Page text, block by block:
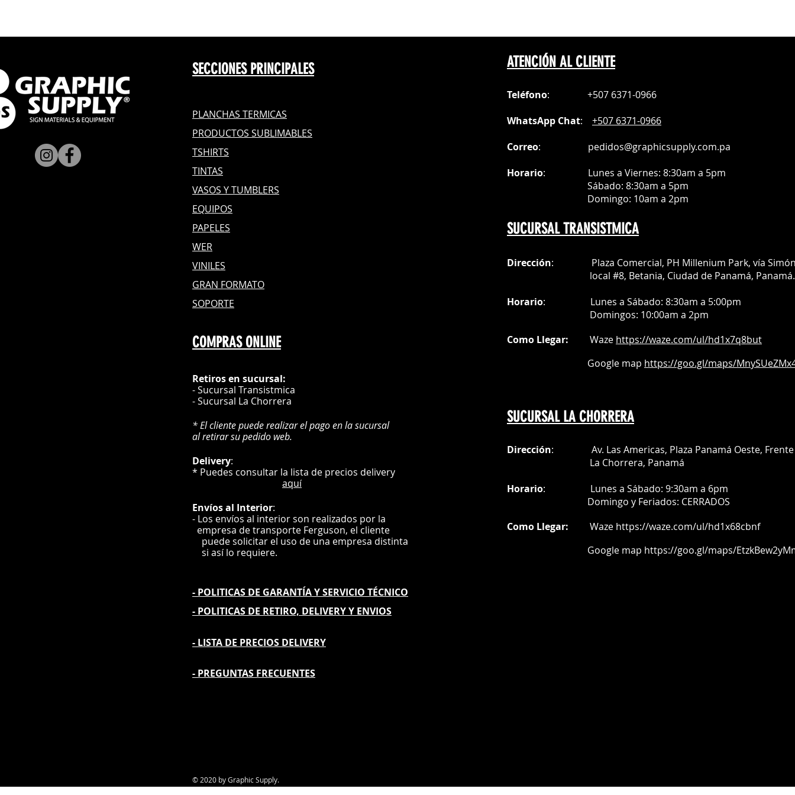
SECCIONES PRINCIPALES
PLANCHAS TERMICAS
PRODUCTOS SUBLIMABLES
TSHIRTS
TINTAS
VASOS Y TUMBLERS
EQUIPOS
PAPELES
WER
VINILES
GRAN FORMATO
SOPORTE
COMPRAS ONLINE
Retiros en sucursal:
- Sucursal Transistmica
- Sucursal La Chorrera
* El cliente puede realizar el pago en la sucursal
al retirar su pedido web.
Delivery:
* Puedes consultar la lista de precios delivery
aquí
Envíosal Interior:
- Los envíos al interior son realizados por la
empresa de transporte Ferguson, el cliente
puede solicitar el uso de una empresa distinta
si así lo requiere.
- POLITICAS DE GARANTÍAY SERVICIO TÉCNICO
- POLITICAS DE RETIRO, DELIVERY Y ENVIOS
- LISTA DE PRECIOS DELIVERY
- PREGUNTAS FRECUENTES
ATENCIÓN AL CLIENTE
Teléfono: +507 6371-0966
WhatsApp Chat: +507 6371-0966
Correo: pedidos@graphicsupply.com.pa
Horario: Lunes a Viernes: 8:30am a 5pm
Sábado: 8:30am a 5pm
Domingo: 10am a 2pm
SUCURSAL TRANSISTMICA
Dirección: Plaza Comercial, PH Millenium Park, vía
local #8, Betania, Ciudad de Panamá, Panamá.
Horario: Lunes a Sábado: 8:30am a 5:00pm
Domingos: 10:00am a 2pm
Como Llegar: Waze https://waze.com/ul/hd1x7q8but
Google map https://goo.gl/maps/
SUCURSAL LA CHORRERA
Dirección: Av. Las Americas, Plaza Panamá Oeste, Frente
La Chorrera, Panamá
Horario: Lunes a Sábado: 9:30am a 6pm
Domingo y Feriados: CERRADOS
Como Llegar: Waze https://waze.com/ul/hd1x68cbnf
Google map https://goo.gl/maps/
© 2020 by Graphic Supply.